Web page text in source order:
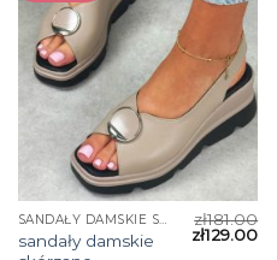
SANDAŁY DAMSKIE SKÓRZANE
sandały damskie
zł181.00
zł129.00